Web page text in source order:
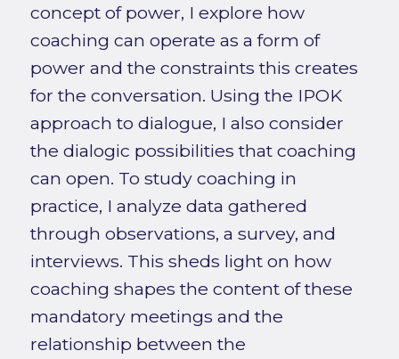
concept of power, I explore how
coaching can operate as a form of
power and the constraints this creates
for the conversation. Using the IPOK
approach to dialogue, I also consider
the dialogic possibilities that coaching
can open. To study coaching in
practice, I analyze data gathered
through observations, a survey, and
interviews. This sheds light on how
coaching shapes the content of these
mandatory meetings and the
relationship between the